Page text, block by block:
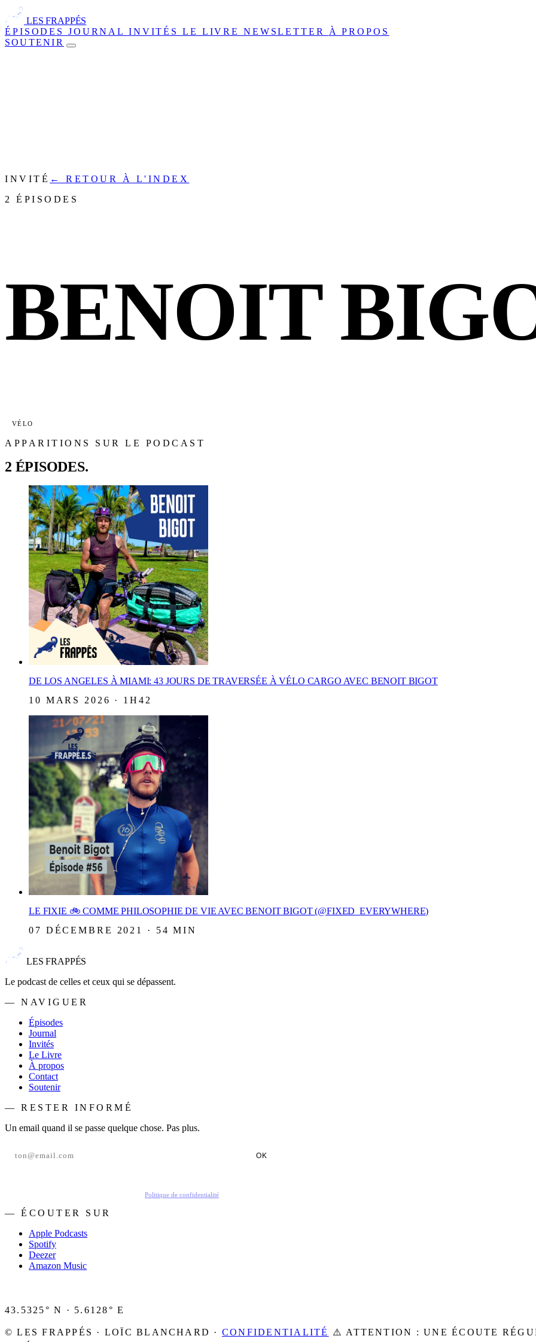
LES FRAPPÉS
ÉPISODES JOURNAL INVITÉSLE LIVRE NEWSLETTER À PROPOS
SOUTENIR
INVITÉ ← RETOUR À L'INDEX
2 ÉPISODES
BENOIT
VÉLO
APPARITIONS SUR LE PODCAST
2 ÉPISODES.
DE LOS ANGELES À MIAMI: 43 JOURS DE TRAVERSÉE À VÉLO CARGO AVEC BENOIT BIGOT
10 MARS 2026 · 1H42
LE FIXIE 🚲 COMME PHILOSOPHIE DE VIE AVEC BENOIT BIGOT (@FIXED_EVERYWHERE)
07 DÉCEMBRE 2021 · 54 MIN
LES FRAPPÉS
Le podcast de celles et ceux qui se dépassent.
— NAVIGUER
Épisodes
Journal
Invités
Le Livre
À propos
Contact
Soutenir
— RESTER INFORMÉ
Un email quand il se passe quelque chose. Pas plus.
OK
Politique de confidentialité
— ÉCOUTER SUR
Apple Podcasts
Spotify
Deezer
Amazon Music
43.5325° N · 5.6128° E
© LES FRAPPÉS · LOÏC BLANCHARD · CONFIDENTIALITÉ
⚠️ ATTENTION : UNE ÉCOUTE